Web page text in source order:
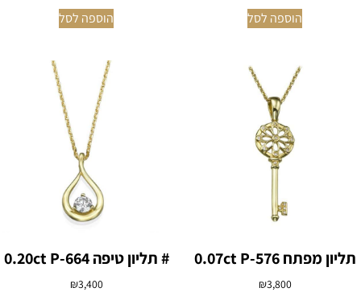
הוספה לסל הוספה לסל
תליון מפתח 0.07ct P-576
₪3,800
# תליון טיפה 0.20ct P-664
₪3,400